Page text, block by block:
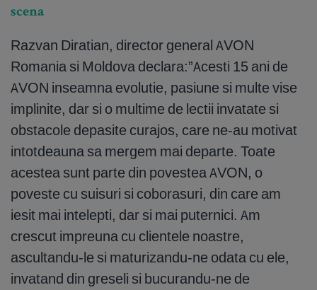
scena
Razvan Diratian, director general AVON
Romania si Moldova declara:”Acesti 15 ani de
AVON inseamna evolutie, pasiune si multe vise
implinite, dar si o multime de lectii invatate si
obstacole depasite curajos, care ne-au motivat
intotdeauna sa mergem mai departe. Toate
acestea sunt parte din povestea AVON, o
poveste cu suisuri si coborasuri, din care am
iesit mai intelepti, dar si mai puternici. Am
crescut impreuna cu clientele noastre,
ascultandu-le si maturizandu-ne odata cu ele,
invatand din greseli si bucurandu-ne de